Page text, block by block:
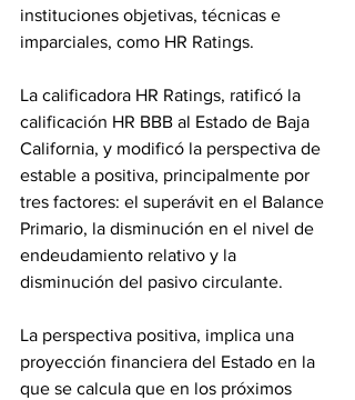
instituciones objetivas, técnicas e
imparciales, como HR Ratings.
La calificadora HR Ratings, ratificó la
calificación HR BBB al Estado de Baja
California, y modificó la perspectiva de
estable a positiva, principalmente por
tres factores: el superávit en el Balance
Primario, la disminución en el nivel de
endeudamiento relativo y la
disminución del pasivo circulante.
La perspectiva positiva, implica una
proyección financiera del Estado en la
que se calcula que en los próximos